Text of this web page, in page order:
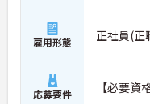
雇用形態 正社員(正
応募要件 【必要